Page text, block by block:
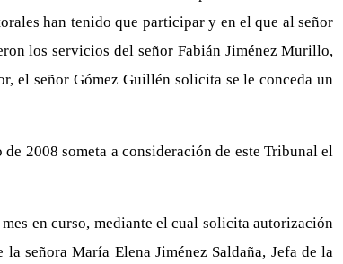
han tenido que participar y en el que al señor
los servicios del señor Fabián Jiménez Murillo,
el señor Gómez Guillén solicita se le conceda un
2008 someta a consideración de este Tribunal el
en curso, mediante el cual solicita autorización
señora María Elena Jiménez Saldaña, Jefa de la